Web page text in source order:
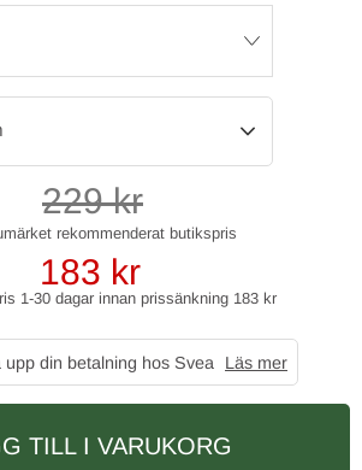
229kr
183 kr
1-30 dagar innan prissänkning 183 kr
upp din betalning hos Svea Läs mer
TILL I VARUKORG